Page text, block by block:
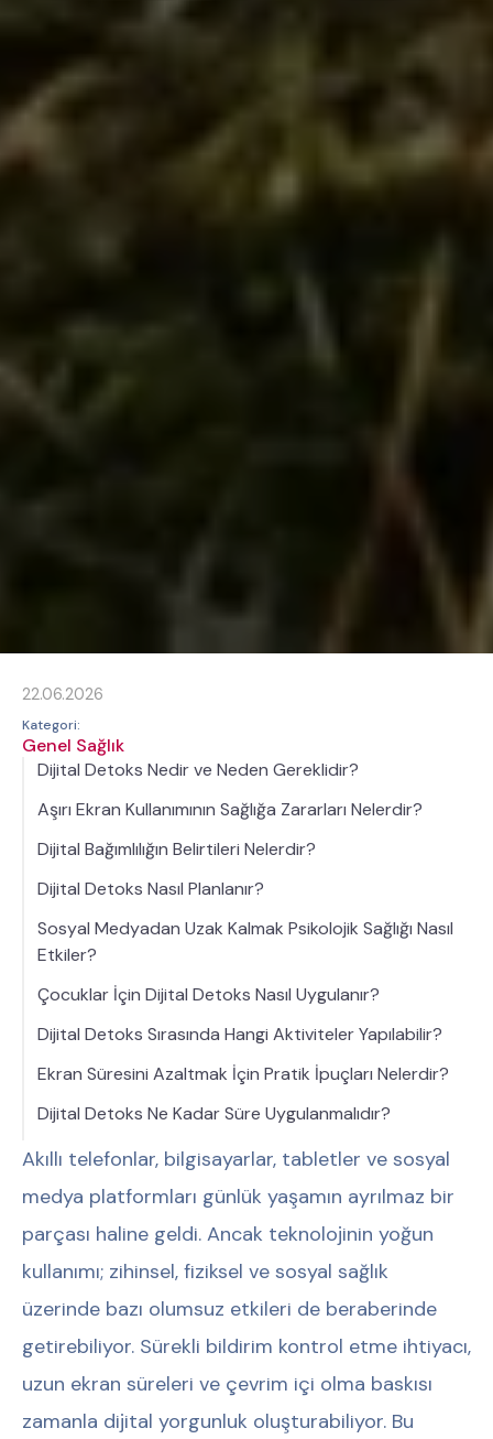
22.06.2026
Kategori:
Genel Sağlık
Dijital Detoks Nedir ve Neden Gereklidir?
Aşırı Ekran Kullanımının Sağlığa Zararları Nelerdir?
Dijital Bağımlılığın Belirtileri Nelerdir?
Dijital Detoks Nasıl Planlanır?
Sosyal Medyadan Uzak Kalmak Psikolojik Sağlığı Nasıl
Etkiler?
Çocuklar İçin Dijital Detoks Nasıl Uygulanır?
Dijital Detoks Sırasında Hangi Aktiviteler Yapılabilir?
Ekran Süresini Azaltmak İçin Pratik İpuçları Nelerdir?
Dijital Detoks Ne Kadar Süre Uygulanmalıdır?
Akıllı telefonlar, bilgisayarlar, tabletler ve sosyal
medya platformları günlük yaşamın ayrılmaz bir
parçası haline geldi. Ancak teknolojinin yoğun
kullanımı; zihinsel, fiziksel ve sosyal sağlık
üzerinde bazı olumsuz etkileri de beraberinde
getirebiliyor. Sürekli bildirim kontrol etme ihtiyacı,
uzun ekran süreleri ve çevrim içi olma baskısı
zamanla dijital yorgunluk oluşturabiliyor. Bu